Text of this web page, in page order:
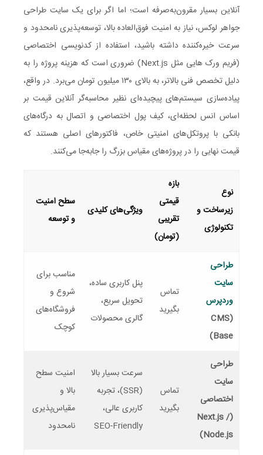
آنلاین بسیار مقرون‌به‌صرفه است؛ اما اگر برای یک سایت طراحی
جواهر لوکس، نیاز به امنیت فوق‌العاده بالا، توسعه‌پذیری نامحدود و
سرعت خیره‌کننده داشته باشید، استفاده از کدنویسی اختصاصی
(فریم ورک هایی مثل Next.js) ضروری است که هزینه پروژه را به
دلیل تخصص فنی بالاتر، به بالای ۱۳۰ میلیون تومان می‌برد. در واقع،
پیاده‌سازی سیستم‌های پیچیده‌ای نظیر محاسبه‌گر آنلاین قیمت بر
اساس انس لحظه‌ای، کیف پول اختصاصی و اتصال به درگاه‌های
بانکی با پروتکل‌های امنیتی خاص، فاکتورهای اصلی هستند که
قیمت نهایی را در پروژه‌های مقیاس بزرگ را جابه‌جا می‌کنند.
نوع
زیرساخت و
تکنولوژی
بازه
قیمتی
تقریبی
(تومان)
ویژگی‌های کلیدی
سطح امنیت
و توسعه
طراحی
سایت
وردپرس
(CMS
Base)
تماس
بگیرید
پنل کاربری ساده،
تحویل سریع،
گالری محصولات
مناسب برای
شروع و
فروشگاه‌های
کوچک
طراحی
سایت
اختصاصی
(Next.js /
Node.js)
تماس
بگیرید
سرعت بسیار بالا
(SSR)، تجربه
کاربری عالی،
SEO-Friendly
امنیت سطح
بالا و
مقیاس‌پذیری
نامحدود